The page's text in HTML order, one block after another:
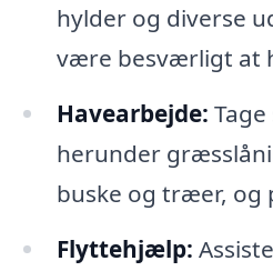
hylder og diverse
være besværligt at
Havearbejde:
herunder
buske og træer, og
Flyttehjælp: